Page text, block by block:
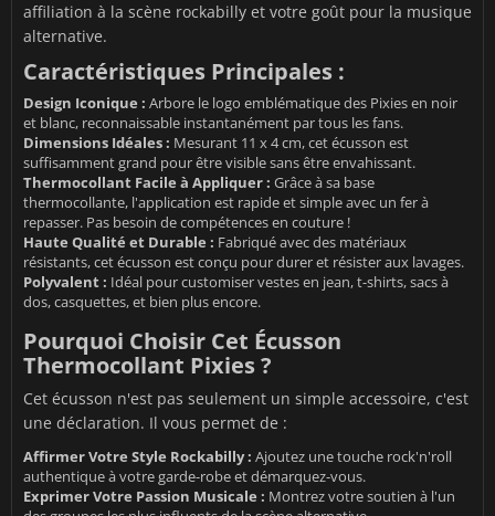
affiliation à la scène rockabilly et votre goût pour la musique
alternative.
Caractéristiques Principales :
Design Iconique : Arbore le logo emblématique des Pixies en noir
et blanc, reconnaissable instantanément par tous les fans.
Dimensions Idéales : Mesurant 11 x 4 cm, cet écusson est
suffisamment grand pour être visible sans être envahissant.
Thermocollant Facile à Appliquer : Grâce à sa base
thermocollante, l'application est rapide et simple avec un fer à
repasser. Pas besoin de compétences en couture !
Haute Qualité et Durable : Fabriqué avec des matériaux
résistants, cet écusson est conçu pour durer et résister aux lavages.
Polyvalent : Idéal pour customiser vestes en jean, t-shirts, sacs à
dos, casquettes, et bien plus encore.
Pourquoi Choisir Cet Écusson
Thermocollant Pixies ?
Cet écusson n'est pas seulement un simple accessoire, c'est
une déclaration. Il vous permet de :
Affirmer Votre Style Rockabilly : Ajoutez une touche rock'n'roll
authentique à votre garde-robe et démarquez-vous.
Exprimer Votre Passion Musicale : Montrez votre soutien à l'un